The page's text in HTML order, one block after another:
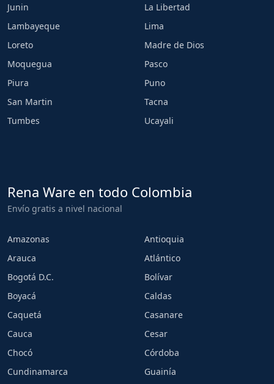
Junin
La Libertad
Lambayeque
Lima
Loreto
Madre de Dios
Moquegua
Pasco
Piura
Puno
San Martin
Tacna
Tumbes
Ucayali
Rena Ware en todo Colombia
Envío gratis a nivel nacional
Amazonas
Antioquia
Arauca
Atlántico
Bogotá D.C.
Bolívar
Boyacá
Caldas
Caquetá
Casanare
Cauca
Cesar
Chocó
Córdoba
Cundinamarca
Guainía